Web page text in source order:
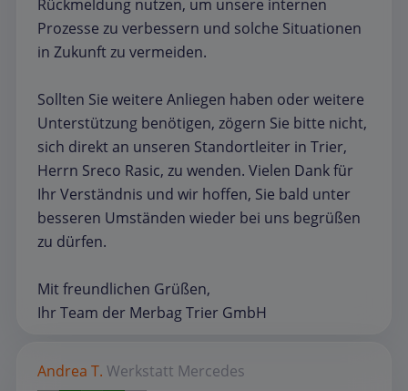
Rückmeldung nutzen, um unsere internen
Prozesse zu verbessern und solche Situationen
in Zukunft zu vermeiden.
Sollten Sie weitere Anliegen haben oder weitere
Unterstützung benötigen, zögern Sie bitte nicht,
sich direkt an unseren Standortleiter in Trier,
Herrn Sreco Rasic, zu wenden. Vielen Dank für
Ihr Verständnis und wir hoffen, Sie bald unter
besseren Umständen wieder bei uns begrüßen
zu dürfen.
Mit freundlichen Grüßen,
Ihr Team der Merbag Trier GmbH
Andrea T. Werkstatt Mercedes